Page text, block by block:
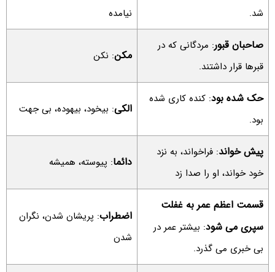
شد.
نیامده
صاحبان قبور: مردگانی که در
قبرها قرار داشتند.
مکن: نکن
حک شده بود: کنده کاری شده
بود.
الکی: بیخود، بیهوده، بی جهت
پیش خواند: فراخواند، به نزد
خود خواند، او را صدا زد
دائما: پیوسته، همیشه
قسمت اعظم عمر به غفلت
سپری می شود: بیشتر عمر در
بی خبری می گذرد.
اضطراب: پریشان شدن، نگران
شدن